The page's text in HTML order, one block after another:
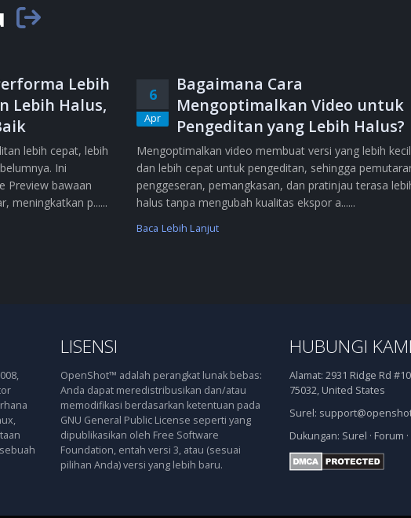
Lebih
Lebih Halus,
lebih cepat, lebih
Ini
Preview bawaan
meningkatkan p......
6
Apr
Bagaimana Cara
Mengoptimalkan Video untuk
Pengeditan yang Lebih Halus?
Mengoptimalkan video membuat versi yang lebih kecil
dan lebih cepat untuk pengeditan, sehingga
penggeseran, pemangkasan, dan pratinjau terasa
halus tanpa mengubah kualitas ekspor a......
Baca Lebih Lanjut
LISENSI
OpenShot™ adalah perangkat lunak bebas:
Anda dapat meredistribusikan dan/atau
memodifikasi berdasarkan ketentuan pada
GNU General Public License seperti yang
dipublikasikan oleh Free Software
Foundation, entah versi 3, atau (sesuai
pilihan Anda) versi yang lebih baru.
HUBUNGI KAMI
Alamat: 2931 Ridge Rd
75032, United States
Surel:
Dukungan: Surel · Forum ·